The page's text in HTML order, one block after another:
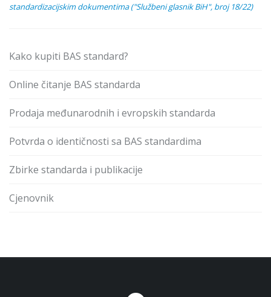
standardizacijskim dokumentima ("Službeni glasnik BiH", broj 18/22)
Kako kupiti BAS standard?
Online čitanje BAS standarda
Prodaja međunarodnih i evropskih standarda
Potvrda o identičnosti sa BAS standardima
Zbirke standarda i publikacije
Cjenovnik